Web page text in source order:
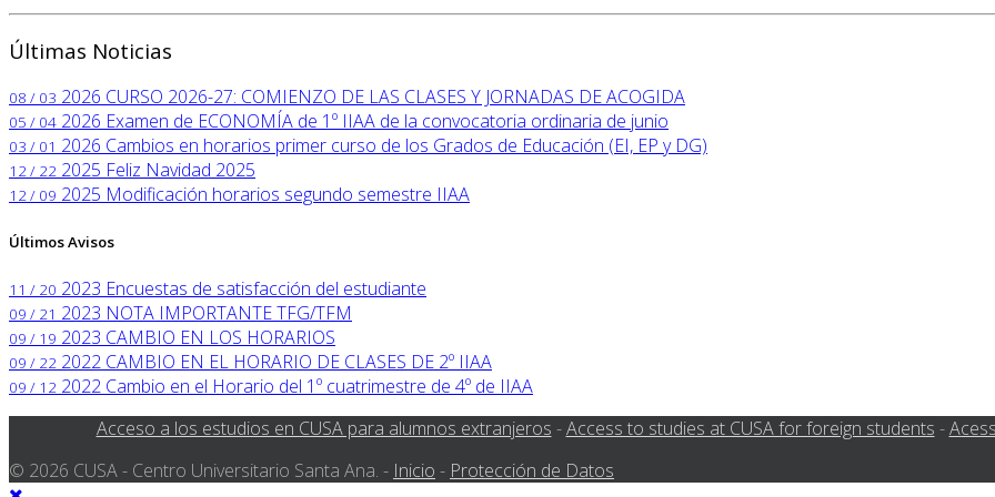
Últimas Noticias
08 / 03 2026 CURSO 2026-27: COMIENZO DE LAS CLASES Y JORNADAS DE ACOGIDA
05 / 04 2026 Examen de ECONOMÍA de 1º IIAA de la convocatoria ordinaria de junio
03 / 01 2026 Cambios en horarios primer curso de los Grados de Educación (EI, EP y DG)
12 / 22 2025 Feliz Navidad 2025
12 / 09 2025 Modificación horarios segundo semestre IIAA
Últimos Avisos
11 / 20 2023 Encuestas de satisfacción del estudiante
09 / 21 2023 NOTA IMPORTANTE TFG/TFM
09 / 19 2023 CAMBIO EN LOS HORARIOS
09 / 22 2022 CAMBIO EN EL HORARIO DE CLASES DE 2º IIAA
09 / 12 2022 Cambio en el Horario del 1º cuatrimestre de 4º de IIAA
Acceso a los estudios en CUSA para alumnos extranjeros -Access to studies at CUSA for foreign students -
© 2026 CUSA - Centro Universitario Santa Ana. - Inicio - Protección de Datos